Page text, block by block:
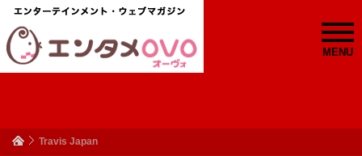
MENU
Travis Japan